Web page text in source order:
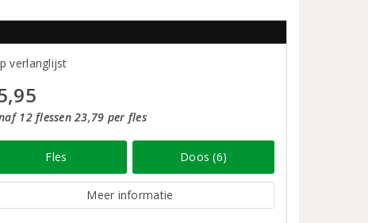
verlanglijst
12 flessen 23,79 per fles
Fles Doos (6)
Meer informatie